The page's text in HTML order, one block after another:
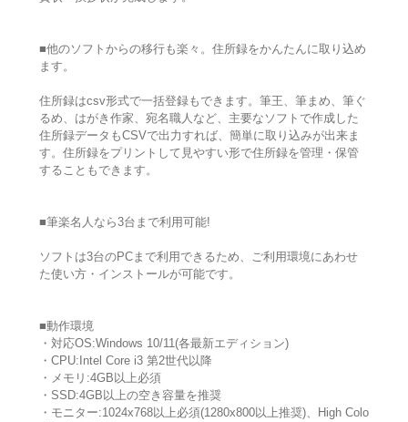
■他のソフトからの移行も楽々。住所録をかんたんに取り込め
ます。
住所録はcsv形式で一括登録もできます。筆王、筆まめ、筆ぐ
るめ、はがき作家、宛名職人など、主要なソフトで作成した
住所録データもCSVで出力すれば、簡単に取り込みが出来ま
す。住所録をプリントして見やすい形で住所録を管理・保管
することもできます。
■筆楽名人なら3台まで利用可能!
ソフトは3台のPCまで利用できるため、ご利用環境にあわせ
た使い方・インストールが可能です。
■動作環境
・対応OS:Windows 10/11(各最新エディション)
・CPU:Intel Core i3 第2世代以降
・メモリ:4GB以上必須
・SSD:4GB以上の空き容量を推奨
・モニター:1024x768以上必須(1280x800以上推奨)、High Colo